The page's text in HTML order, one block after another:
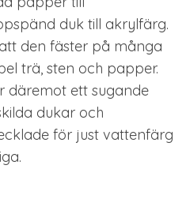
duk till akrylfärg.
den fäster på många
trä, sten och papper.
däremot ett sugande
dukar och
för just vattenfärg